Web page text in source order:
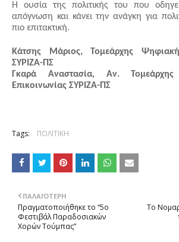
Η ουσία της πολιτικής του που
απόγνωση και κάνει την ανάγκη για
πιο επιτακτική.
Κάτσης Μάριος, Τομεάρχης
ΣΥΡΙΖΑ-ΠΣ
Γκαρά Αναστασία, Αν.
Επικοινωνίας ΣΥΡΙΖΑ-ΠΣ
Tags: ΠΟΛΙΤΙΚΗ
Το
ΠΑΛΑΙΌΤΕΡΗ
Πραγματοποιήθηκε το “5ο
Φεστιβάλ Παραδοσιακών
Χορών Τούμπας”